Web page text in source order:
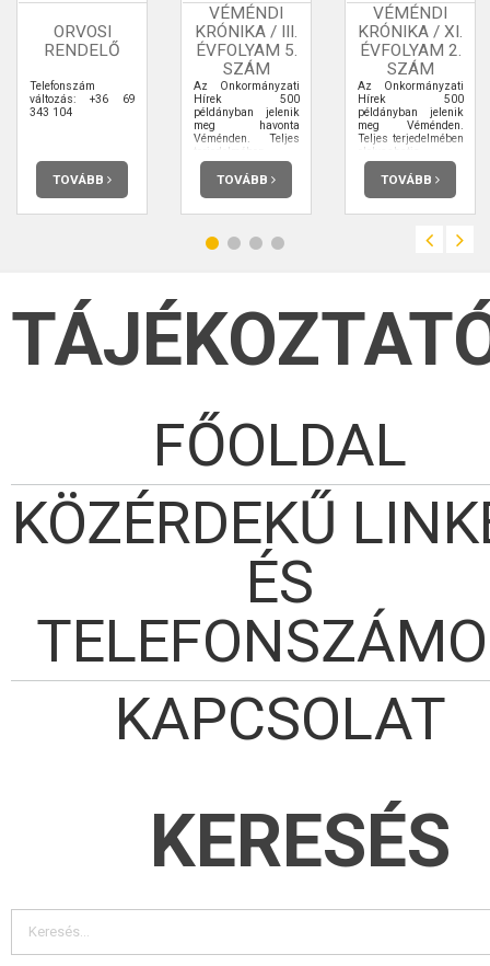
ORVOSI
RENDELŐ
Telefonszám
változás: +36 69
343 104
TOVÁBB
VÉMÉNDI
KRÓNIKA / III.
ÉVFOLYAM 5.
SZÁM
Az Önkormányzati
Hírek 500
példányban jelenik
meg havonta
Véménden. Teljes
terjedelmében
elolvashatja.
TOVÁBB
VÉMÉNDI
KRÓNIKA / XI.
ÉVFOLYAM 2.
SZÁM
Az Önkormányzati
Hírek 500
példányban jelenik
meg Véménden.
Teljes terjedelmében
elolvashatja.
TOVÁBB
FŐOLDAL
KÖZÉRDEKŰ
ÉS
KAPCSOLAT
KERESÉS